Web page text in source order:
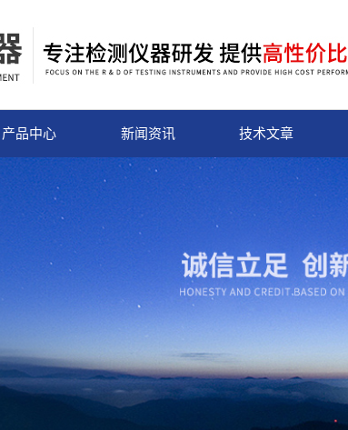
产品中心 新闻资讯 技术文章